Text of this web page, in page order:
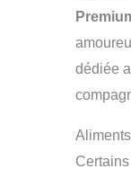
dédiée